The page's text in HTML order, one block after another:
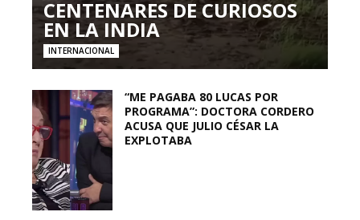
CENTENARES DE CURIOSOS
EN LA INDIA
INTERNACIONAL
“ME PAGABA 80 LUCAS POR
PROGRAMA”: DOCTORA CORDERO
ACUSA QUE JULIO CÉSAR LA
EXPLOTABA